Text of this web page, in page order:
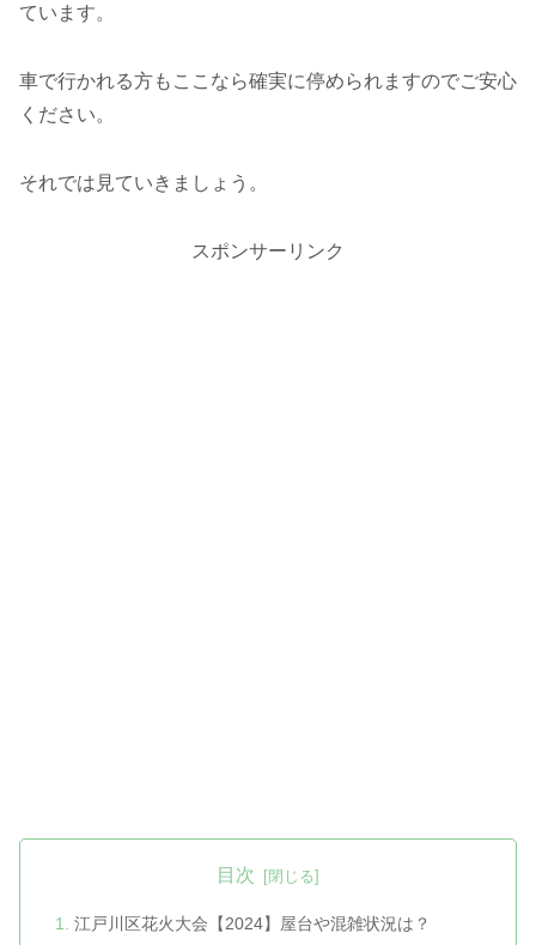
ています。
車で行かれる方もここなら確実に停められますのでご安心
ください。
それでは見ていきましょう。
スポンサーリンク
目次
江戸川区花火大会【2024】屋台や混雑状況は？